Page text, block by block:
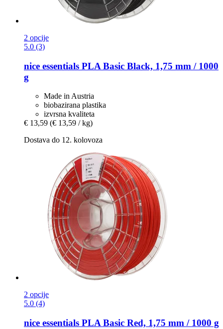
2 opcije
5.0 (3)
nice essentials PLA Basic Black, 1,75 mm / 1000
g
Made in Austria
biobazirana plastika
izvrsna kvaliteta
€ 13,59 (€ 13,59 / kg)
Dostava do 12. kolovoza
2 opcije
5.0 (4)
nice essentials PLA Basic Red, 1,75 mm / 1000 g